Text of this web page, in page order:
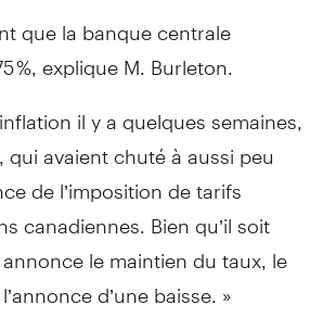
que la banque centrale
explique M. Burleton.
il y a quelques semaines,
avaient chuté à aussi peu
de l’imposition de tarifs
canadiennes. Bien qu’il soit
le maintien du taux, le
d’une baisse. »